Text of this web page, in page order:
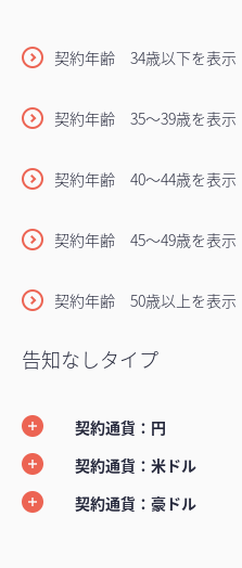
契約年齢 34歳以下を表示
契約年齢 35～39歳を表示
契約年齢 40～44歳を表示
契約年齢 45～49歳を表示
契約年齢 50歳以上を表示
告知なしタイプ
契約通貨：円
契約通貨：米ドル
契約通貨：豪ドル